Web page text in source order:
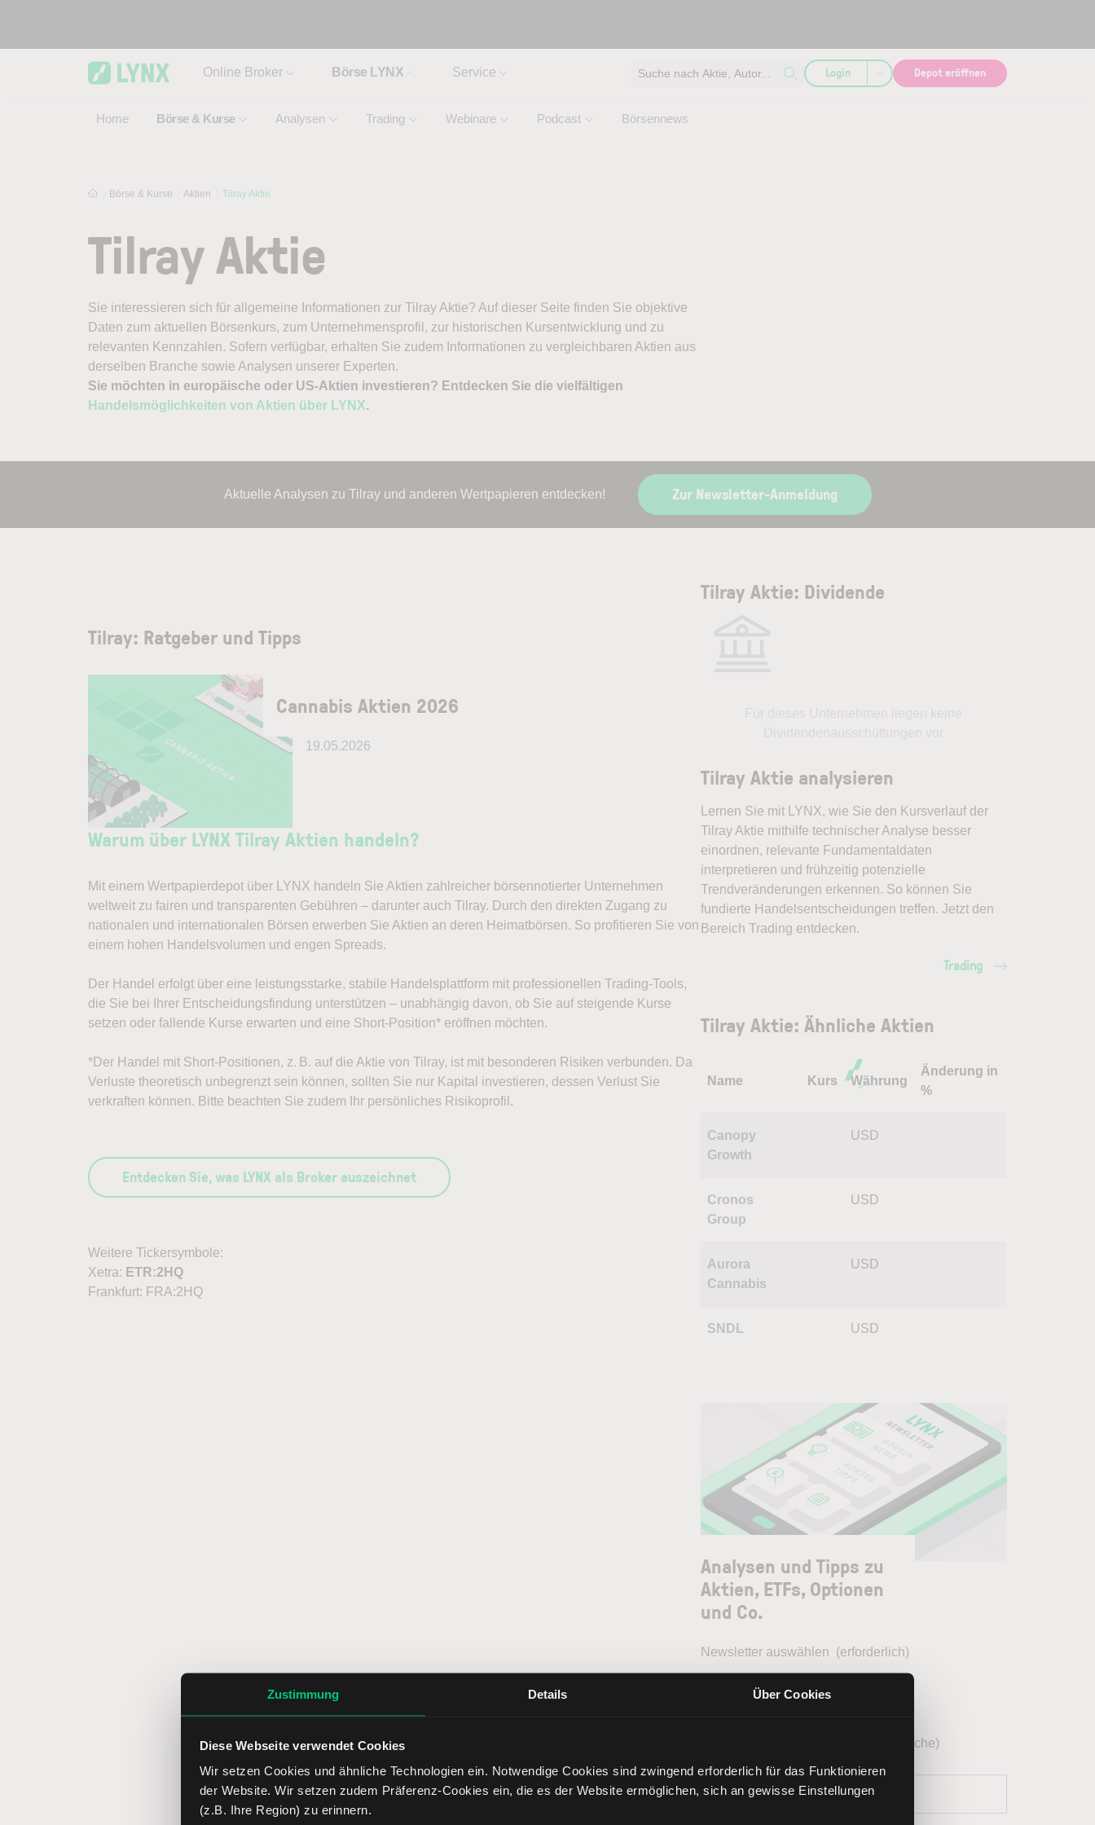
Zustimmung Details Über Cookies
Diese Webseite verwendet Cookies
Wir setzen Cookies und ähnliche Technologien ein. Notwendige Cookies sind zwingend erforderlich für das Funktionieren
der Website. Wir setzen zudem Präferenz-Cookies ein, die es der Website ermöglichen, sich an gewisse Einstellungen
(z.B. Ihre Region) zu erinnern.
Online Broker Börse LYNX
Home Börse & Kurse Analysen Trading Webinare Podcast Börsennews
Service Suche nach Aktie, Autor... Login Depot eröffnen
Börse & Kurse Aktien Tilray Aktie
Tilray Aktie
Sie interessieren sich für allgemeine Informationen zur Tilray Aktie? Auf dieser Seite finden Sie objektive
Daten zum aktuellen Börsenkurs, zum Unternehmensprofil, zur historischen Kursentwicklung und zu
relevanten Kennzahlen. Sofern verfügbar, erhalten Sie zudem Informationen zu vergleichbaren Aktien aus
derselben Branche sowie Analysen unserer Experten.
Sie möchten in europäische oder US-Aktien investieren? Entdecken Sie die vielfältigen
Handelsmöglichkeiten von Aktien über LYNX.
Aktuelle Analysen zu Tilray und anderen Wertpapieren entdecken! Zur Newsletter-Anmeldung
Tilray: Ratgeber und Tipps
Cannabis Aktien 2026
19.05.2026
Warum über LYNX Tilray Aktien handeln?
Mit einem Wertpapierdepot über LYNX handeln Sie Aktien zahlreicher börsennotierter Unternehmen
weltweit zu fairen und transparenten Gebühren – darunter auch Tilray. Durch den direkten Zugang zu
nationalen und internationalen Börsen erwerben Sie Aktien an deren Heimatbörsen. So profitieren Sie von
einem hohen Handelsvolumen und engen Spreads.
Der Handel erfolgt über eine leistungsstarke, stabile Handelsplattform mit professionellen Trading-Tools,
die Sie bei Ihrer Entscheidungsfindung unterstützen – unabhängig davon, ob Sie auf steigende Kurse
setzen oder fallende Kurse erwarten und eine Short-Position* eröffnen möchten.
*Der Handel mit Short-Positionen, z. B. auf die Aktie von Tilray, ist mit besonderen Risiken verbunden. Da
Verluste theoretisch unbegrenzt sein können, sollten Sie nur Kapital investieren, dessen Verlust Sie
verkraften können. Bitte beachten Sie zudem Ihr persönliches Risikoprofil.
Entdecken Sie, was LYNX als Broker auszeichnet
Weitere Tickersymbole:
Xetra: ETR:2HQ
Frankfurt: FRA:2HQ
Tilray Aktie: Dividende
Tilray Aktie analysieren
Lernen Sie mit LYNX, wie Sie den Kursverlauf der
Tilray Aktie mithilfe technischer Analyse besser
einordnen, relevante Fundamentaldaten
interpretieren und frühzeitig potenzielle
Trendveränderungen erkennen. So können Sie
fundierte Handelsentscheidungen treffen. Jetzt den
Bereich Trading entdecken.
Trading
Tilray Aktie: Ähnliche Aktien
Name Kurs Währung
Änderung in
%
Canopy
Growth
USD
Cronos
Group
USD
Aurora
Cannabis
USD
SNDL USD
Analysen und Tipps zu
Aktien, ETFs, Optionen
und Co.
Newsletter auswählen (erforderlich)
Börsenblick (täglich)
Optionsreport (mehrmals pro Woche)